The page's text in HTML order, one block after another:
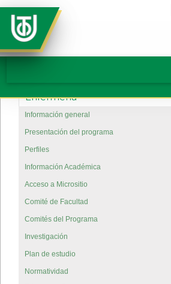
Enfermería
Información general
Presentación del programa
Perfiles
Información Académica
Acceso a Micrositio
Comité de Facultad
Comités del Programa
Investigación
Plan de estudio
Normatividad